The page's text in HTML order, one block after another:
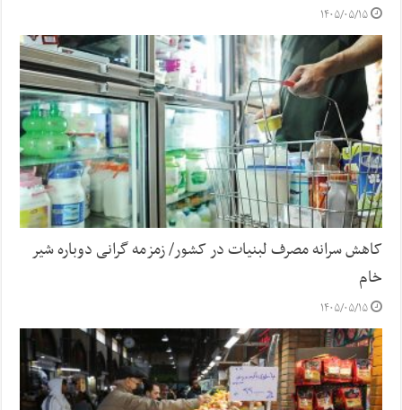
۱۴۰۵/۰۵/۱۵
کاهش سرانه مصرف لبنیات در کشور/ زمزمه گرانی دوباره شیر
خام
۱۴۰۵/۰۵/۱۵